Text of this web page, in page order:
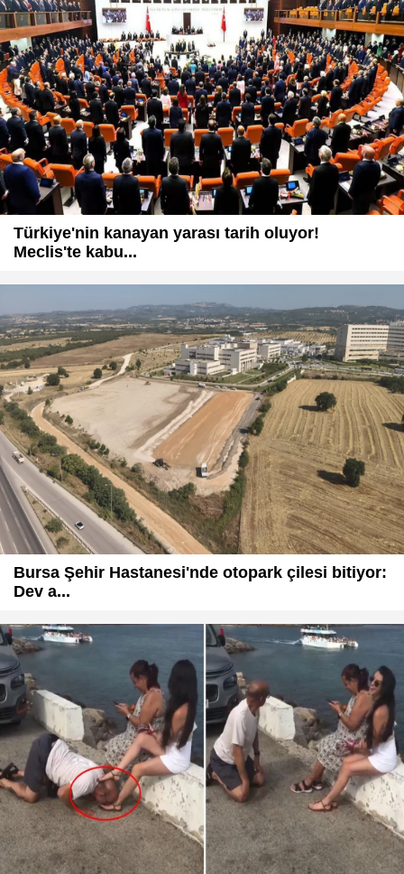
Türkiye'nin kanayan yarası tarih oluyor!
Meclis'te kabu...
Bursa Şehir Hastanesi'nde otopark çilesi bitiyor:
Dev a...